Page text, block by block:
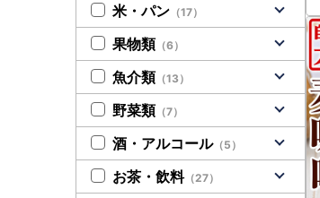
米・パン （17）
果物類 （6）
魚介類 （13）
野菜類 （7）
酒・アルコール（5）
お茶・飲料（27）